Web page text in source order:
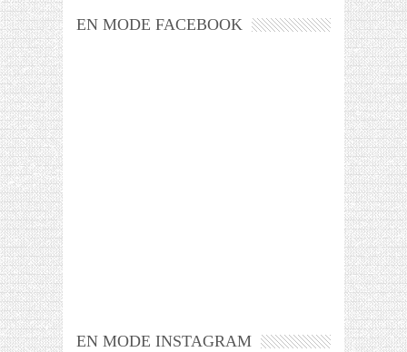
EN MODE FACEBOOK
EN MODE INSTAGRAM